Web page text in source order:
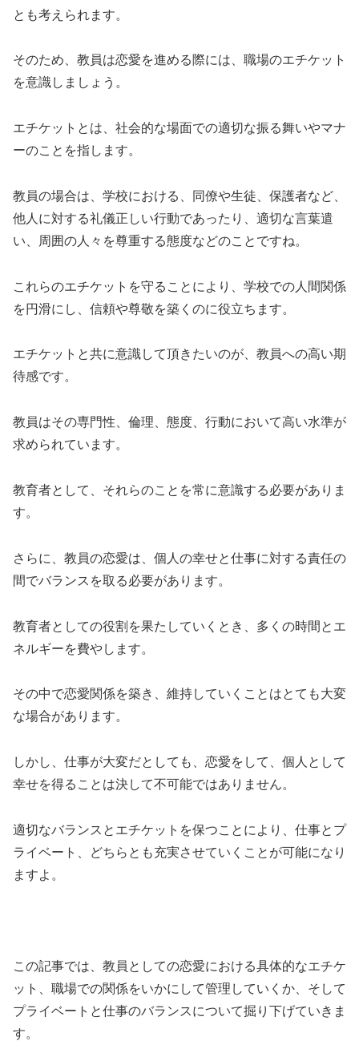
とも考えられます。
そのため、教員は恋愛を進める際には、職場のエチケット
を意識しましょう。
エチケットとは、社会的な場面での適切な振る舞いやマナ
ーのことを指します。
教員の場合は、学校における、同僚や生徒、保護者など、
他人に対する礼儀正しい行動であったり、適切な言葉遣
い、周囲の人々を尊重する態度などのことですね。
これらのエチケットを守ることにより、学校での人間関係
を円滑にし、信頼や尊敬を築くのに役立ちます。
エチケットと共に意識して頂きたいのが、教員への高い期
待感です。
教員はその専門性、倫理、態度、行動において高い水準が
求められています。
教育者として、それらのことを常に意識する必要がありま
す。
さらに、教員の恋愛は、個人の幸せと仕事に対する責任の
間でバランスを取る必要があります。
教育者としての役割を果たしていくとき、多くの時間とエ
ネルギーを費やします。
その中で恋愛関係を築き、維持していくことはとても大変
な場合があります。
しかし、仕事が大変だとしても、恋愛をして、個人として
幸せを得ることは決して不可能ではありません。
適切なバランスとエチケットを保つことにより、仕事とプ
ライベート、どちらとも充実させていくことが可能になり
ますよ。
この記事では、教員としての恋愛における具体的なエチケ
ット、職場での関係をいかにして管理していくか、そして
プライベートと仕事のバランスについて掘り下げていきま
す。